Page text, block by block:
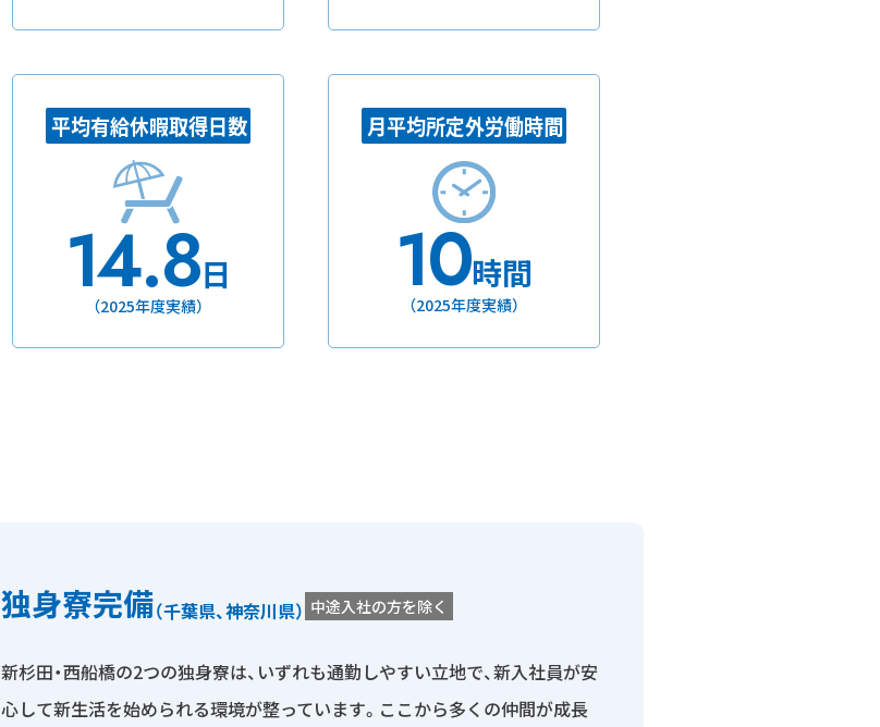
平均有給休暇取得日数
14.8日
（2025年度実績）
月平均所定外労働時間
10時間
（2025年度実績）
独身寮完備（千葉県、神奈川県） 中途入社の方を除く
新杉田・西船橋の2つの独身寮は、いずれも通勤しやすい立地で、新入社員が安
心して新生活を始められる環境が整っています。ここから多くの仲間が成長